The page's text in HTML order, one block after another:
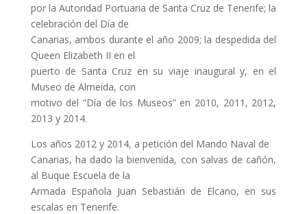
por la Autoridad Portuaria de Santa Cruz de Tenerife; la
celebración del Día de
Canarias, ambos durante el año 2009; la despedida del
Queen Elizabeth II en el
puerto de Santa Cruz en su viaje inaugural y, en el
Museo de Almeida, con
motivo del “Día de los Museos” en 2010, 2011, 2012,
2013 y 2014.
Los años 2012 y 2014, a petición del Mando Naval de
Canarias, ha dado la bienvenida, con salvas de cañón,
al Buque Escuela de la
Armada Española Juan Sebastián de Elcano, en sus
escalas en Tenerife.